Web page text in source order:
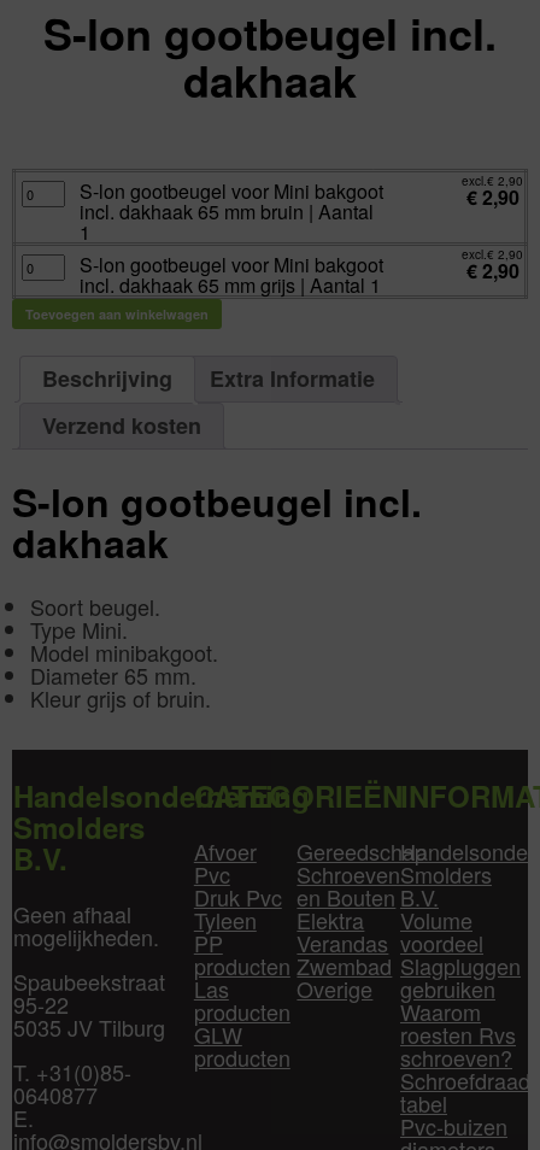
S-lon gootbeugel incl.
dakhaak
S-
lon
gootbeugel
bakgoot
incl.
dakhaak
mm
bruin
|
aantal
S-lon gootbeugel voor Mini bakgoot
incl. dakhaak 65 mm bruin | Aantal
1
excl.€ 2,90
€2,90
S-
lon
gootbeugel
voor
Mini
bakgoot
grijs
Aantal
S-lon gootbeugel voor Mini bakgoot
incl. dakhaak 65 mm grijs | Aantal 1
excl.€ 2,90
€2,90
Toevoegen aan winkelwagen
Beschrijving
Extra Informatie
Verzend kosten
S-lon gootbeugel incl.
dakhaak
Soort beugel.
Type Mini.
Model minibakgoot.
Diameter 65 mm.
Kleur grijs of bruin.
Handelsonderneming
Smolders
B.V.
Geen afhaal
mogelijkheden.
Spaubeekstraat
95-22
5035 JV Tilburg
T. +31(0)85-
0640877
E.
info@smoldersbv.nl
CATEGORIEËN
Afvoer
Pvc
Druk Pvc
Tyleen
PP
producten
Las
producten
GLW
producten
Gereedschap
Schroeven
en Bouten
Elektra
Verandas
Zwembad
Overige
Smolders
B.V.
Volume
voordeel
Slagpluggen
gebruiken
Waarom
roesten Rvs
schroeven?
Schroefdraad
tabel
Pvc-buizen